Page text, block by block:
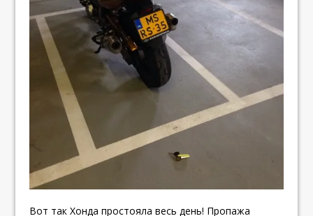
Вот так Хонда простояла весь день! Пропажа